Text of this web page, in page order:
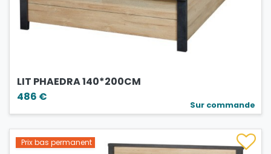
LIT PHAEDRA 140*200CM
486 €
Sur commande
Prix bas permanent